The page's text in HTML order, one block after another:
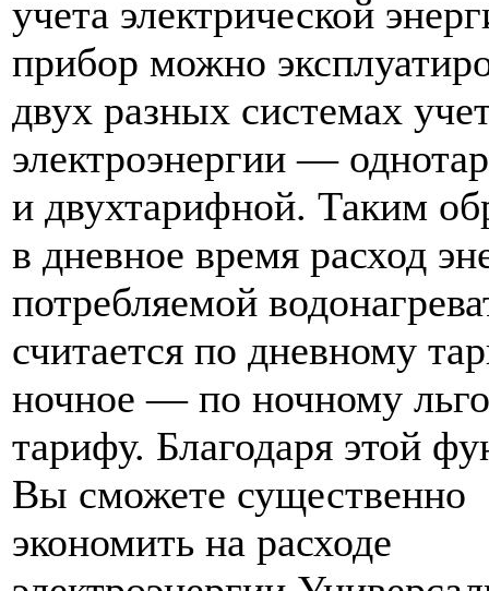
учета электрической
прибор можно
двух разных системах
электроэнергии —
и двухтарифной. Таким
в дневное время расход
потребляемой
считается по дневному
ночное — по ночному
тарифу. Благодаря этой
Вы сможете существенно
экономить на расходе